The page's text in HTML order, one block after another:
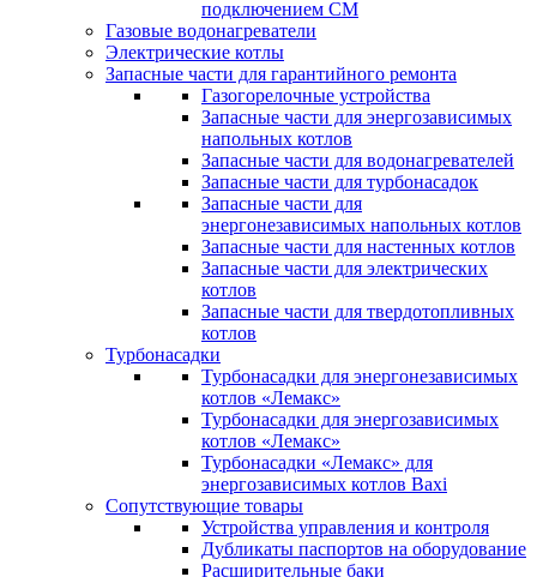
подключением CM
Газовые водонагреватели
Электрические котлы
Запасные части для гарантийного ремонта
Газогорелочные устройства
Запасные части для энергозависимых
напольных котлов
Запасные части для водонагревателей
Запасные части для турбонасадок
Запасные части для
энергонезависимых напольных котлов
Запасные части для настенных котлов
Запасные части для электрических
котлов
Запасные части для твердотопливных
котлов
Турбонасадки
Турбонасадки для энергонезависимых
котлов «Лемакс»
Турбонасадки для энергозависимых
котлов «Лемакс»
Турбонасадки «Лемакс» для
энергозависимых котлов Baxi
Сопутствующие товары
Устройства управления и контроля
Дубликаты паспортов на оборудование
Расширительные баки